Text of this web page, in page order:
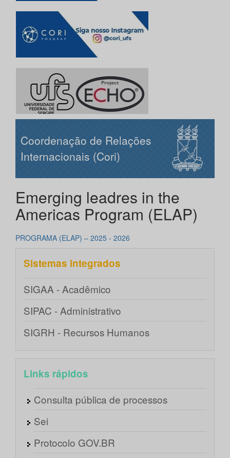
Coordenação de Relações
Internacionais (Cori)
Emerging leadres in the
Americas Program (ELAP)
PROGRAMA (ELAP) – 2025 - 2026
Sistemas integrados
SIGAA - Acadêmico
SIPAC - Administrativo
SIGRH - Recursos Humanos
Links rápidos
Consulta pública de processos
Sei
Protocolo GOV.BR